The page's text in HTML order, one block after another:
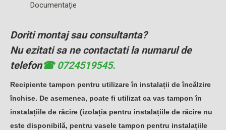
Documentație
Doriti montaj sau consultanta?
Nu ezitati sa ne contactati la numarul de
telefon☎ 0724519545.
Recipiente tampon pentru utilizare în instalații de încălzire
închise. De asemenea, poate fi utilizat ca vas tampon în
instalațiile de răcire (izolația pentru instalațiile de răcire nu
este disponibilă, pentru vasele tampon pentru instalațiile